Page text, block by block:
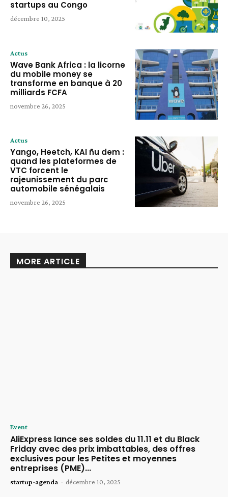
startups au Congo
décembre 10, 2025
Actus
Wave Bank Africa : la licorne
du mobile money se
transforme en banque à 20
milliards FCFA
novembre 26, 2025
Actus
Yango, Heetch, KAI ñu dem :
quand les plateformes de
VTC forcent le
rajeunissement du parc
automobile sénégalais
novembre 26, 2025
MORE ARTICLE
Event
AliExpress lance ses soldes du 11.11 et du Black
Friday avec des prix imbattables, des offres
exclusives pour les Petites et moyennes
entreprises (PME)...
startup-agenda - décembre 10, 2025